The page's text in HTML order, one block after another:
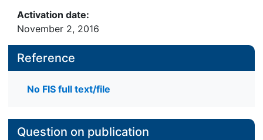
Activation date:
November 2, 2016
Reference
No FIS full text/file
Question on publication